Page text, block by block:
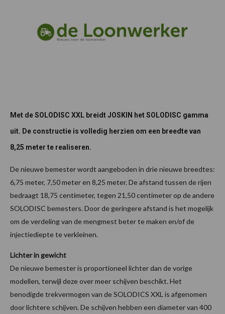
Met de SOLODISC XXL breidt JOSKIN het SOLODISC gamma
uit. De constructie is volledig herzien om een breedte van
8,25 meter te realiseren.
De nieuwe bemester wordt aangeboden in drie nieuwe breedtes:
6,75 meter, 7,50 meter en 8,25 meter. De afstand tussen de rijen
bedraagt 18,75 centimeter, tegen 21,50 centimeter op de andere
SOLODISC bemesters. Door de geringere afstand is het mogelijk
om de verdeling van de mengmest beter te maken en/of de
injectiediepte te verkleinen.
Lichter in gewicht
De nieuwe bemester is proportioneel lichter dan de vorige
modellen, terwijl deze over meer schijven beschikt. Het
benodigde trekvermogen van de SOLODICS XXL is afgenomen
door lichtere schijven. De schijven hebben een diameter van 400